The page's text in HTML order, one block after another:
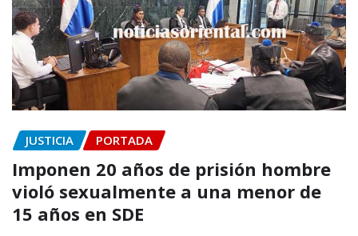
JUSTICIA PORTADA
Imponen 20 años de prisión hombre
violó sexualmente a una menor de
15 años en SDE